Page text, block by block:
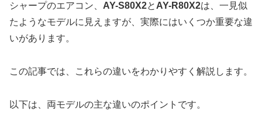
シャープのエアコン、 AY-S80X2と AY-R80X2は、一見似
たようなモデルに見えますが、実際にはいくつか重要な違
いがあります。
この記事では、これらの違いをわかりやすく解説します。
以下は、両モデルの主な違いのポイントです。